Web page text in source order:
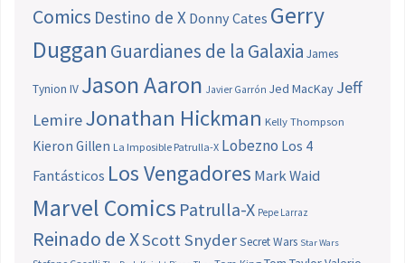
Comics Destino de X Donny Cates Gerry
Duggan Guardianes de la Galaxia James
Tynion IV Jason Aaron Javier Garrón Jed MacKay Jeff
LemireJonathan Hickman Kelly Thompson
Kieron Gillen La Imposible Patrulla-X Lobezno Los 4
Fantásticos Los Vengadores Mark Waid
Marvel Comics Patrulla-X Pepe Larraz
Reinado de XScott SnyderSecret Wars Star Wars